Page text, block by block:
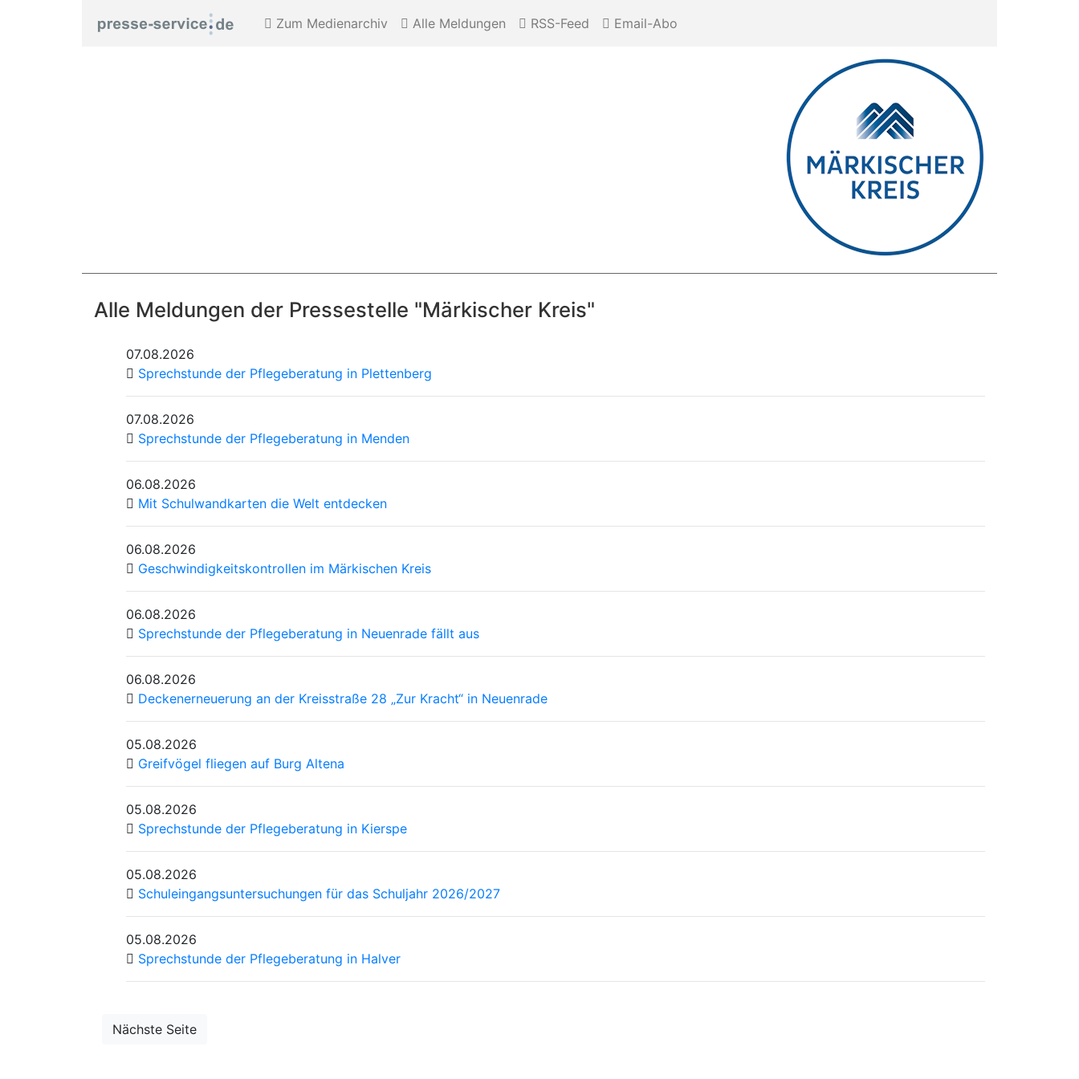
Zum Medienarchiv Alle Meldungen RSS-Feed Email-Abo
Alle Meldungen der Pressestelle "Märkischer Kreis"
07.08.2026
Sprechstunde der Pflegeberatung in Plettenberg
07.08.2026
Sprechstunde der Pflegeberatung in Menden
06.08.2026
Mit Schulwandkarten die Welt entdecken
06.08.2026
Geschwindigkeitskontrollen im Märkischen Kreis
06.08.2026
Sprechstunde der Pflegeberatung in Neuenrade fällt aus
06.08.2026
Deckenerneuerung an der Kreisstraße 28 „Zur Kracht“ in Neuenrade
05.08.2026
Greifvögel fliegen auf Burg Altena
05.08.2026
Sprechstunde der Pflegeberatung in Kierspe
05.08.2026
Schuleingangsuntersuchungen für das Schuljahr 2026/2027
05.08.2026
Sprechstunde der Pflegeberatung in Halver
Nächste Seite